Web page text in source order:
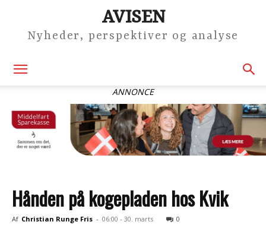
AVISEN
Nyheder, perspektiver og analyse
ANNONCE
Hånden på kogepladen hos Kvik
Af Christian Runge Fris - 06:00 - 30. marts 0